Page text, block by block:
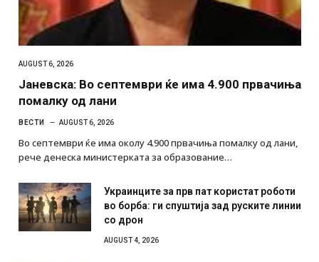
AUGUST 6, 2026
Јаневска: Во септември ќе има 4.900 првачиња
помалку од лани
ВЕСТИ AUGUST 6, 2026
Во септември ќе има околу 4.900 првачиња помалку од лани,
рече денеска министерката за образование…
Украинците за прв пат користат роботи
во борба: ги спуштија зад руските линии
со дрон
AUGUST 4, 2026